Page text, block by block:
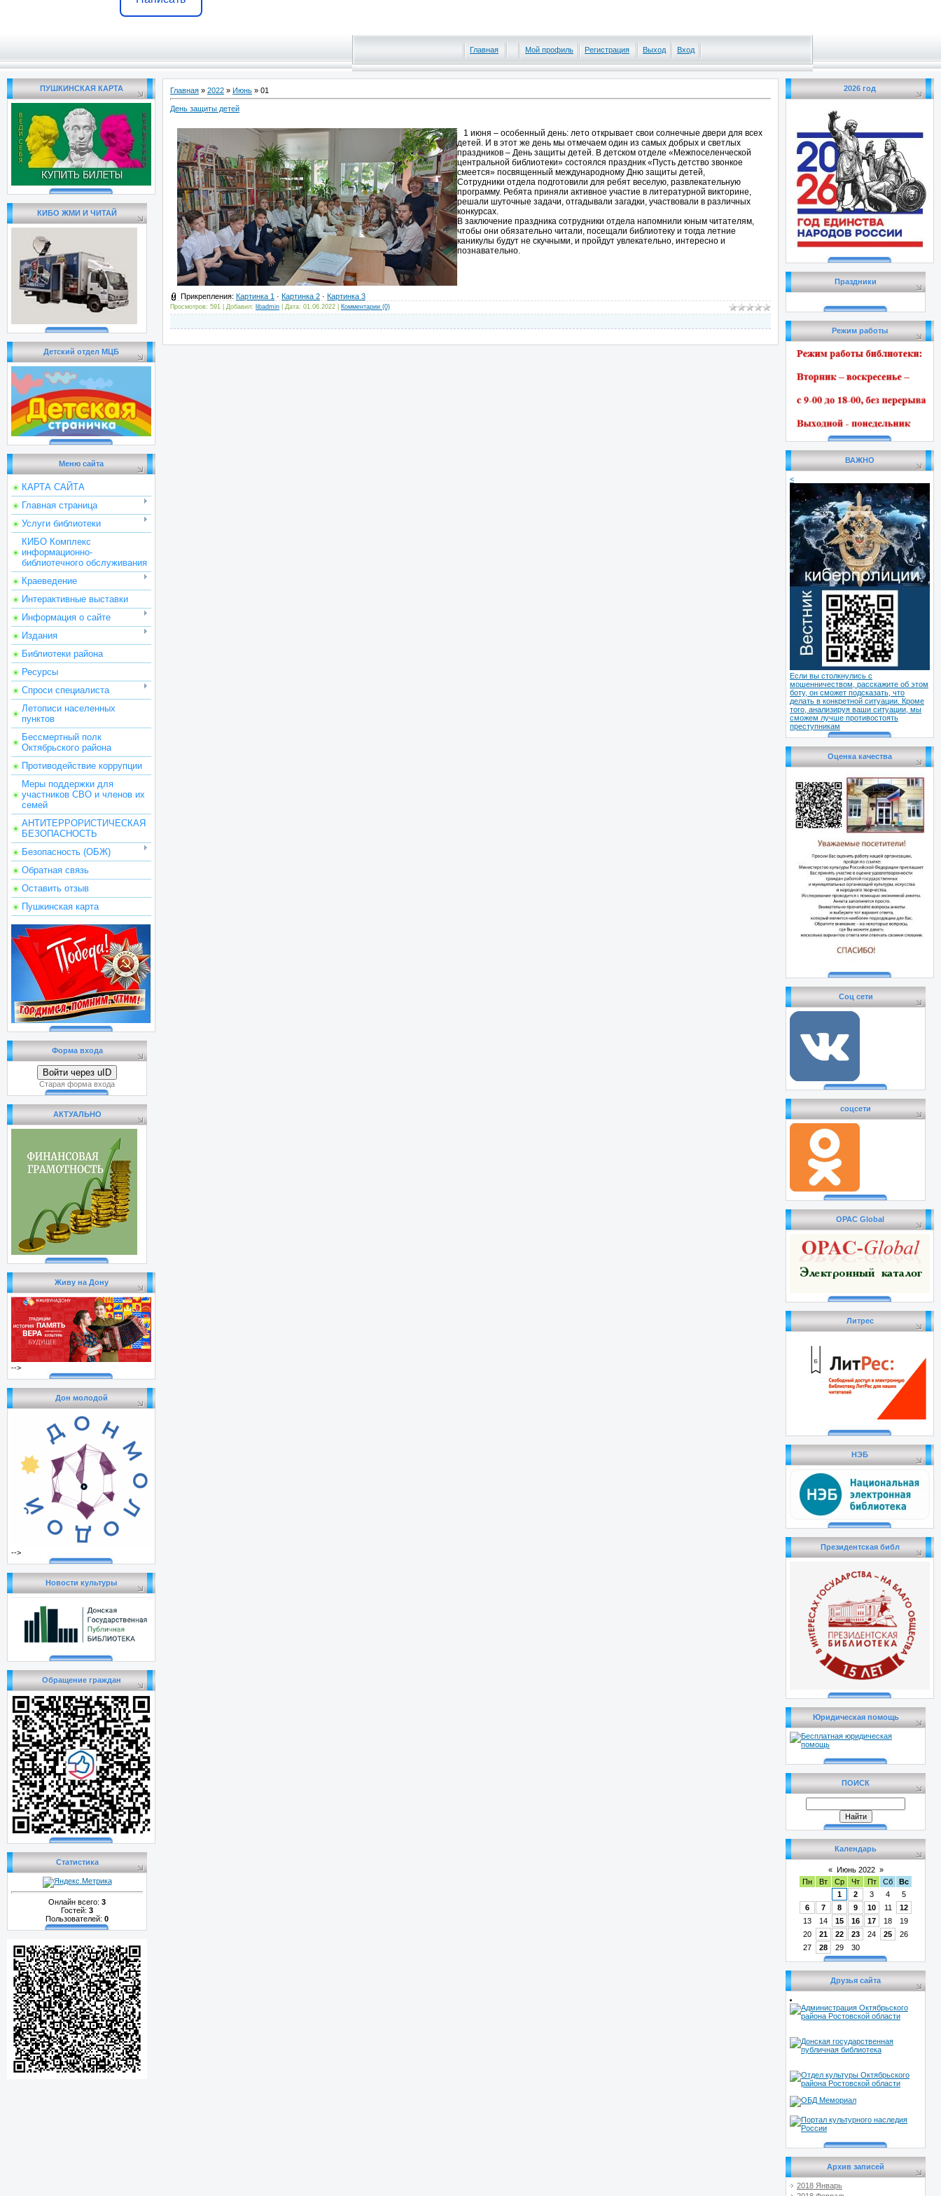
Главная Мой профиль Регистрация Выход Вход
ПУШКИНСКАЯ КАРТА
КИБО ЖМИ И ЧИТАЙ
Детский отдел МЦБ
Меню сайта
КАРТА САЙТА
Главная страница
Услуги библиотеки
КИБО Комплекс
информационно-
библиотечного обслуживания
Краеведение
Интерактивные выставки
Информация о сайте
Издания
Библиотеки района
Ресурсы
Спроси специалиста
Летописи населенных
пунктов
Бессмертный полк
Октябрьского района
Противодействие коррупции
Меры поддержки для
участников СВО и членов их
семей
АНТИТЕРРОРИСТИЧЕСКАЯ
БЕЗОПАСНОСТЬ
Безопасность (ОБЖ)
Обратная связь
Оставить отзыв
Пушкинская карта
Форма входа
Войти через uID
Старая форма входа
АКТУАЛЬНО
Живу на Дону
-->
Дон молодой
-->
Новости культуры
Обращение граждан
Статистика
Онлайн всего: 3
Гостей: 3
Пользователей: 0
Главная » 2022 » Июнь » 01
День защиты детей
1 июня – особенный день: лето открывает свои солнечные двери для всех
детей. И в этот же день мы отмечаем один из самых добрых и светлых
праздников – День защиты детей. В детском отделе «Межпоселенческой
центральной библиотеки» состоялся праздник «Пусть детство звонкое
смеется» посвященный международному Дню защиты детей,
Сотрудники отдела подготовили для ребят веселую, развлекательную
программу. Ребята приняли активное участие в литературной викторине,
решали шуточные задачи, отгадывали загадки, участвовали в различных
конкурсах.
В заключение праздника сотрудники отдела напомнили юным читателям,
чтобы они обязательно читали, посещали библиотеку и тогда летние
каникулы будут не скучными, и пройдут увлекательно, интересно и
познавательно.
Прикрепления: Картинка 1 · Картинка 2 · Картинка 3
Просмотров: 591 | Добавил: libadmin | Дата: 01.06.2022 Комментарии (0)
2026 год
Праздники
Режим работы
ВАЖНО
<
Если вы столкнулись с
мошенничеством, расскажите об этом
боту, он сможет подсказать, что
делать в конкретной ситуации. Кроме
того, анализируя ваши ситуации, мы
сможем лучше противостоять
преступникам
Оценка качества
Соц сети
соцсети
OPAC Global
Литрес
НЭБ
Президентская библ
Юридическая помощь
ПОИСК
Календарь
« Июнь 2022 »
Пн
Вт Ср Чт Пт Сб
Вс
1
2 3 4
5
6
7 8 9 10 11
12
13
14 15 16 17 18
19
20
21 22 23 24 25
26
27
28 29 30
Друзья сайта
Архив записей
2018 Январь